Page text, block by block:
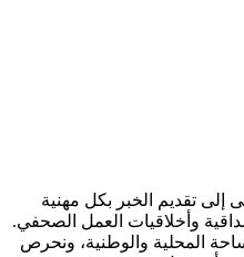
إلى تقديم الخبر بكل مهنية
وأخلاقيات العمل الصحفي.
المحلية والوطنية، ونحرص